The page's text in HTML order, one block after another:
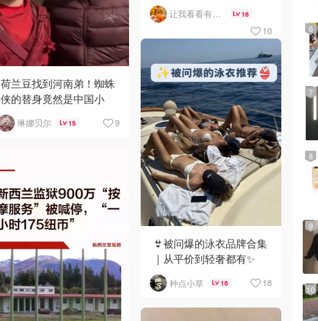
让我看看有啥好吃的 16
10
荷兰豆找到河南弟！蜘蛛
侠的替身竟然是中国小
哥？！
琳娜贝尔 15 9
👙被问爆的泳衣品牌合集
｜从平价到轻奢都有✨
种点小草 16 18